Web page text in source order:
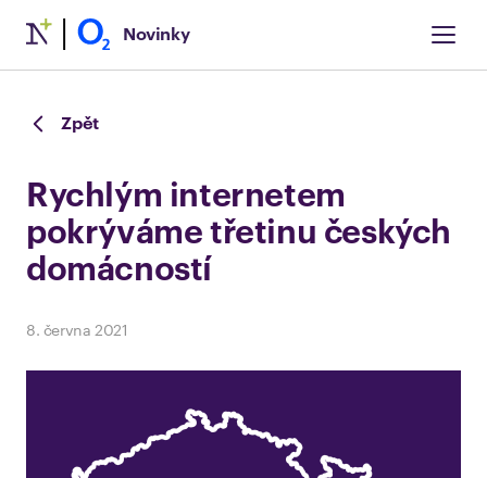
Novinky
Zpět
8. června 2021
Rychlým internetem
pokrýváme třetinu českých
domácností